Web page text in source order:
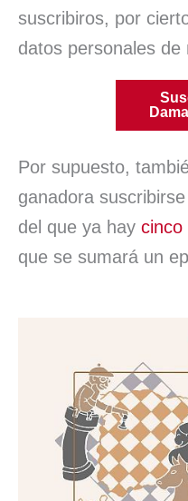
suscribiros, por
datos personales de
Por supuesto,
ganadora suscribirse
del que ya hay cinco
que se sumará un